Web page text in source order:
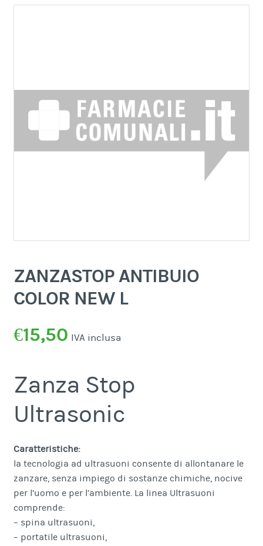
ZANZASTOP ANTIBUIO
COLOR NEW L
€15,50 IVA inclusa
Zanza Stop
Ultrasonic
Caratteristiche:
la tecnologia ad ultrasuoni consente di allontanare le
zanzare, senza impiego di sostanze chimiche, nocive
per l’uomo e per l’ambiente. La linea Ultrasuoni
comprende:
– spina ultrasuoni,
– portatile ultrasuoni,